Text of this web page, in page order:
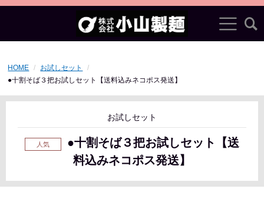
HOME
お試しセット
●十割そば３把お試しセット【送料込みネコポス発送】
お試しセット
●十割そば３把お試しセット【送
料込みネコポス発送】